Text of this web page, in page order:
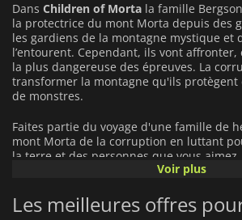
Dans Children of Morta la famille
la protectrice du mont Morta depuis des
les gardiens de la montagne mystique et
l’entourent. Cependant, ils vont
la plus dangereuse des épreuves. La
transformer la montagne qu'ils protègent
de monstres.
Faites partie du voyage d'une famille de
mont Morta de la corruption en luttant
la terre et des personnes que vous
dangereux donjons remplis de sombres
sont magnifiquement conçus et générés
procédurale pour garantir une
Voir plus
Les meilleures offres